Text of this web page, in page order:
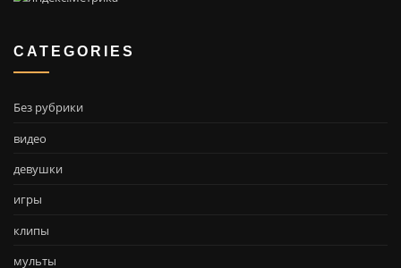
CATEGORIES
Без рубрики
видео
девушки
игры
клипы
мульты